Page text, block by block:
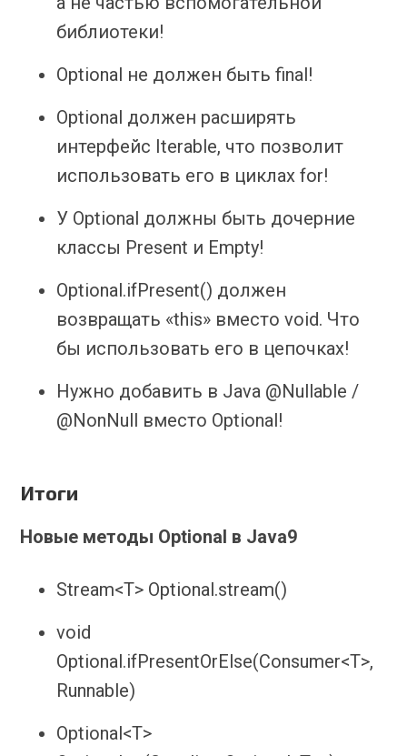
библиотеки!
Optional не должен быть final!
Optional должен расширять
интерфейс Iterable, что позволит
использовать его в циклах for!
У Optional должны быть дочерние
классы Present и Empty!
Optional.ifPresent() должен
возвращать «this» вместо void. Что
бы использовать его в цепочках!
Нужно добавить в Java @Nullable /
@NonNull вместо Optional!
Итоги
Новые методы Optional в Java9
Stream<T> Optional.stream()
void
Optional.ifPresentOrElse(Consumer<T>,
Runnable)
Optional<T>